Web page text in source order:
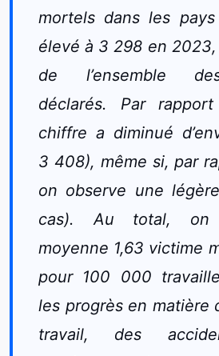
mortels dans les pays
élevé à 3 298 en 2023,
de l’ensemble
déclarés. Par
chiffre a diminué
3 408), même si, par
on observe une
cas). Au total, on
moyenne 1,63 victime
pour 100 000
les progrès en matière
travail, des